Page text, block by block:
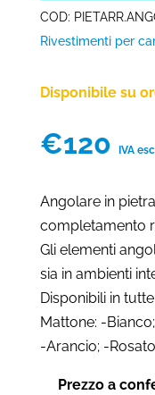
COD:
Rivestimenti per
Disponibile su
€120 IVA
Angolare in
completamento
Gli elementi
sia in ambienti
Disponibili in
Mattone: -
-Arancio; -
Prezzo a